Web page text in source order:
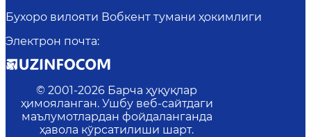
Бухоро вилояти Вобкент тумани ҳокимлиги
Электрон почта:
© 2001-2026 Барча ҳуқуқлар
ҳимояланган. Ушбу веб-сайтдаги
маълумотлардан фойдаланганда
ҳавола кўрсатилиши шарт.